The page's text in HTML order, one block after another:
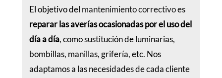
El objetivo del mantenimiento correctivoes
reparar las averías ocasionadas por el uso del
día a día, como sustitución de luminarias,
bombillas, manillas, grifería, etc. Nos
adaptamos a las necesidades de cada cliente